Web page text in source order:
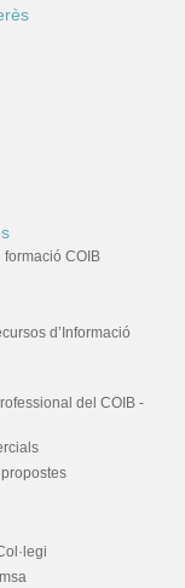
formació COIB
d’Informació
del COIB -